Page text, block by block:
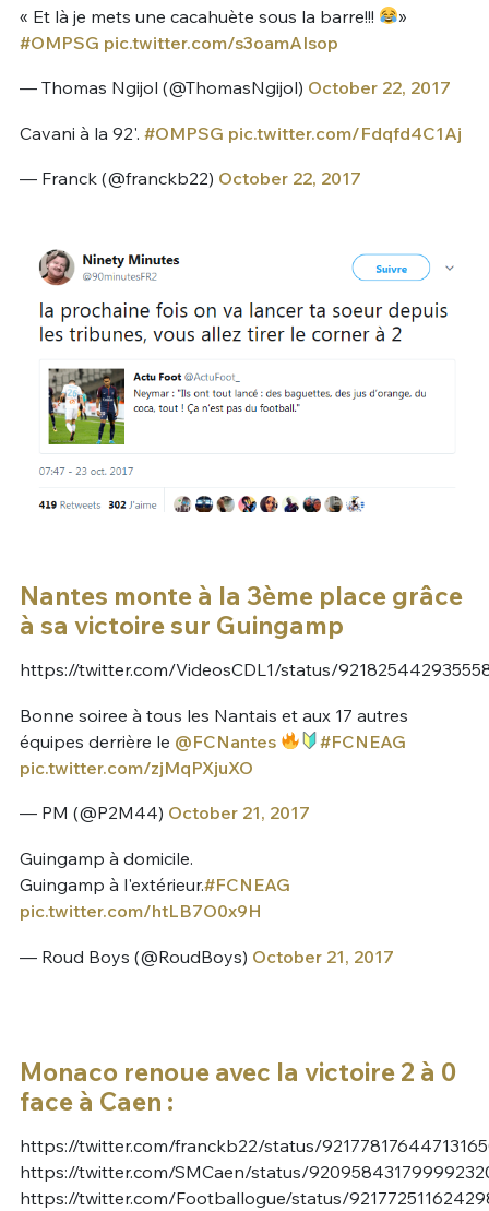
« Et là je mets une cacahuète sous la barre!!!
»
#OMPSG pic.twitter.com/s3oamAIsop
— Thomas Ngijol (@ThomasNgijol) October 22, 2017
Cavani à la 92'. #OMPSG pic.twitter.com/Fdqfd4C1Aj
— Franck (@franckb22) October 22, 2017
Nantes monte à la 3ème place grâce
à sa victoire sur Guingamp
https://twitter.com/VideosCDL1/status/
Bonne soiree à tous les Nantais et aux 17 autres
équipes derrière le @FCNantes
#FCNEAG
pic.twitter.com/zjMqPXjuXO
— PM (@P2M44) October 21, 2017
Guingamp à domicile.
Guingamp à l'extérieur.#FCNEAG
pic.twitter.com/htLB7O0x9H
— Roud Boys (@RoudBoys) October 21, 2017
Monaco renoue avec la victoire 2 à 0
face à Caen :
https://twitter.com/franckb22/status/
https://twitter.com/SMCaen/status/
https://twitter.com/Footballogue/status/